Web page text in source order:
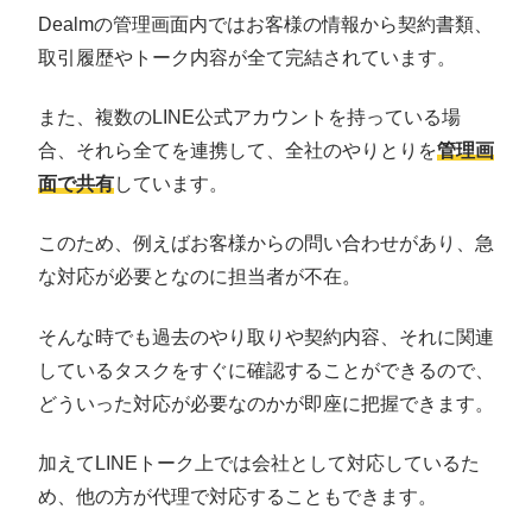
Dealmの管理画面内ではお客様の情報から契約書類、
取引履歴やトーク内容が全て完結されています。
また、複数のLINE公式アカウントを持っている場
合、それら全てを連携して、全社のやりとりを管理画
面で共有しています。
このため、例えばお客様からの問い合わせがあり、急
な対応が必要となのに担当者が不在。
そんな時でも過去のやり取りや契約内容、それに関連
しているタスクをすぐに確認することができるので、
どういった対応が必要なのかが即座に把握できます。
加えてLINEトーク上では会社として対応しているた
め、他の方が代理で対応することもできます。